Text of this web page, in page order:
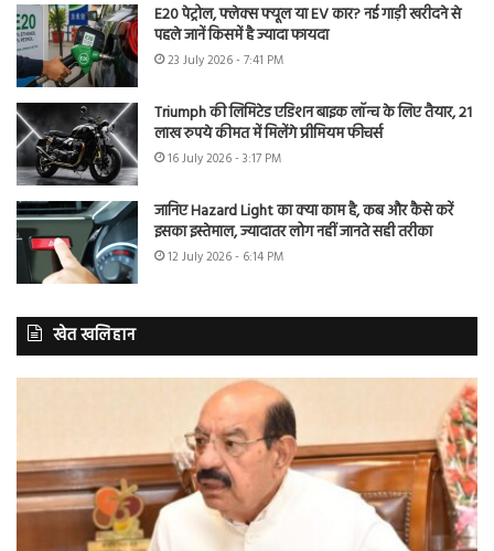
E20 पेट्रोल, फ्लेक्स फ्यूल या EV कार? नई गाड़ी खरीदने से
पहले जानें किसमें है ज्यादा फायदा
23 July 2026 - 7:41 PM
Triumph की लिमिटेड एडिशन बाइक लॉन्च के लिए तैयार, 21
लाख रुपये कीमत में मिलेंगे प्रीमियम फीचर्स
16 July 2026 - 3:17 PM
जानिए Hazard Light का क्या काम है, कब और कैसे करें
इसका इस्तेमाल, ज्यादातर लोग नहीं जानते सही तरीका
12 July 2026 - 6:14 PM
खेत खलिहान